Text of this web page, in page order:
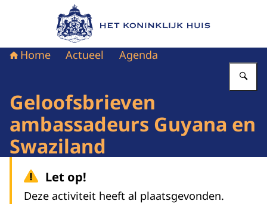
Naar de homepage van Het Koninklijk Huis
Home Actueel Agenda
Geloofsbrieven
ambassadeurs Guyana en
Swaziland
Let op!
Deze activiteit heeft al plaatsgevonden.